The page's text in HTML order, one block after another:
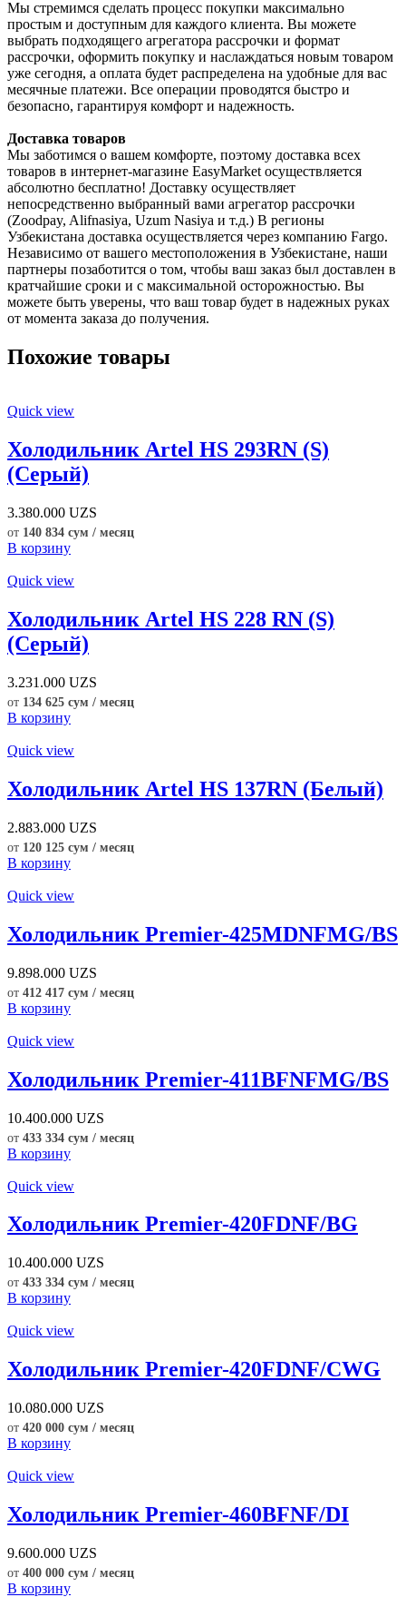
Мы стремимся сделать процесс покупки максимально
простым и доступным для каждого клиента. Вы можете
выбрать подходящего агрегатора рассрочки и формат
рассрочки, оформить покупку и наслаждаться новым товаром
уже сегодня, а оплата будет распределена на удобные для вас
месячные платежи. Все операции проводятся быстро и
безопасно, гарантируя комфорт и надежность.
Доставка товаров
Мы заботимся о вашем комфорте, поэтому доставка всех
товаров в интернет-магазине EasyMarket осуществляется
абсолютно бесплатно! Доставку осуществляет
непосредственно выбранный вами агрегатор рассрочки
(Zoodpay, Alifnasiya, Uzum Nasiya и т.д.) В регионы
Узбекистана доставка осуществляется через компанию Fargo.
Независимо от вашего местоположения в Узбекистане, наши
партнеры позаботится о том, чтобы ваш заказ был доставлен в
кратчайшие сроки и с максимальной осторожностью. Вы
можете быть уверены, что ваш товар будет в надежных руках
от момента заказа до получения.
Похожие товары
Quick view
Холодильник Artel HS 293RN (S)
(Серый)
3.380.000 UZS
от 140 834 сум / месяц
В корзину
Quick view
Холодильник Artel HS 228 RN (S)
(Серый)
3.231.000 UZS
от 134 625 сум / месяц
В корзину
Quick view
Холодильник Artel HS 137RN (Белый)
2.883.000 UZS
от 120 125 сум / месяц
В корзину
Quick view
Холодильник Premier-425MDNFMG/BS
9.898.000 UZS
от 412 417 сум / месяц
В корзину
Quick view
Холодильник Premier-411BFNFMG/BS
10.400.000 UZS
от 433 334 сум / месяц
В корзину
Quick view
Холодильник Premier-420FDNF/BG
10.400.000 UZS
от 433 334 сум / месяц
В корзину
Quick view
Холодильник Premier-420FDNF/CWG
10.080.000 UZS
от 420 000 сум / месяц
В корзину
Quick view
Холодильник Premier-460BFNF/DI
9.600.000 UZS
от 400 000 сум / месяц
В корзину